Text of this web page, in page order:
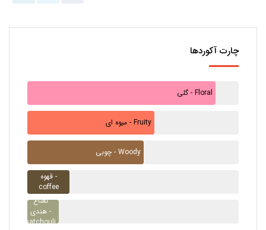
چارت آکوردها
گلی - Floral
میوه ای - Fruity
چوبی - Woody
قهوه -
coffee
نعناع
هندی -
patchouli